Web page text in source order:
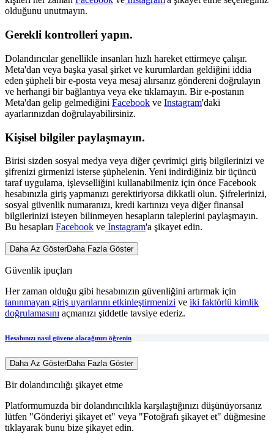
olduğunu unutmayın.
Gerekli kontrolleri yapın.
Dolandırıcılar genellikle insanları hızlı hareket ettirmeye çalışır.
Meta'dan veya başka yasal şirket ve kurumlardan geldiğini iddia
eden şüpheli bir e-posta veya mesaj alırsanız göndereni doğrulayın
ve herhangi bir bağlantıya veya eke tıklamayın. Bir e-postanın
Meta'dan gelip gelmediğini Facebook ve Instagram'daki
ayarlarınızdan doğrulayabilirsiniz.
Kişisel bilgiler paylaşmayın.
Birisi sizden sosyal medya veya diğer çevrimiçi giriş bilgilerinizi ve
şifrenizi girmenizi isterse şüphelenin. Yeni indirdiğiniz bir üçüncü
taraf uygulama, işlevselliğini kullanabilmeniz için önce Facebook
hesabınızla giriş yapmanızı gerektiriyorsa dikkatli olun. Şifrelerinizi,
sosyal güvenlik numaranızı, kredi kartınızı veya diğer finansal
bilgilerinizi isteyen bilinmeyen hesapların taleplerini paylaşmayın.
Bu hesapları Facebook ve Instagram'a şikayet edin.
Daha Az GösterDaha Fazla Göster
Güvenlik ipuçları
Her zaman olduğu gibi hesabınızın güvenliğini artırmak için
tanınmayan giriş uyarılarını etkinleştirmenizi ve iki faktörlü kimlik
doğrulamasını açmanızı şiddetle tavsiye ederiz.
Hesabınızı nasıl güvene alacağınızı öğrenin
Daha Az GösterDaha Fazla Göster
Bir dolandırıcılığı şikayet etme
Platformumuzda bir dolandırıcılıkla karşılaştığınızı düşünüyorsanız
lütfen "Gönderiyi şikayet et" veya "Fotoğrafı şikayet et" düğmesine
tıklayarak bunu bize şikayet edin.